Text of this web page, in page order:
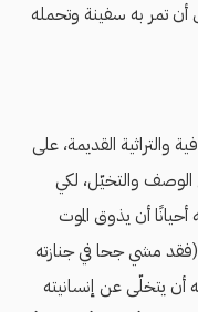
أن تمر به سفينة وتحمله
والتراثية القديمة، على
الوصف والتخيّل، لكي
أن يذوق الموت
(فقد مشي جحا في جنازته
يتخلّى عن إنسانيته